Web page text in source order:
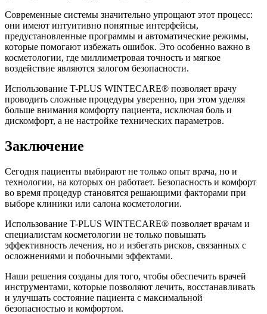
Современные системы значительно упрощают этот процесс:
они имеют интуитивно понятные интерфейсы,
предустановленные программы и автоматические режимы,
которые помогают избежать ошибок. Это особенно важно в
косметологии, где миллиметровая точность и мягкое
воздействие являются залогом безопасности.
Использование T-PLUS WINTECARE® позволяет врачу
проводить сложные процедуры уверенно, при этом уделяя
больше внимания комфорту пациента, исключая боль и
дискомфорт, а не настройке технических параметров.
Заключение
Сегодня пациенты выбирают не только опыт врача, но и
технологии, на которых он работает. Безопасность и комфорт
во время процедур становятся решающими факторами при
выборе клиники или салона косметологии.
Использование T-PLUS WINTECARE® позволяет врачам и
специалистам косметологии не только повышать
эффективность лечения, но и избегать рисков, связанных с
осложнениями и побочными эффектами.
Наши решения созданы для того, чтобы обеспечить врачей
инструментами, которые позволяют лечить, восстанавливать
и улучшать состояние пациента с максимальной
безопасностью и комфортом.